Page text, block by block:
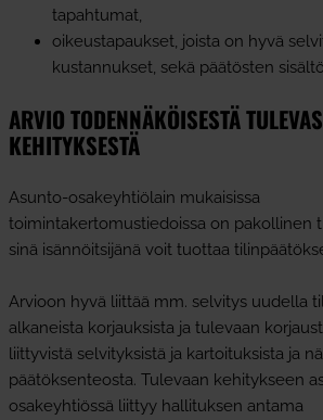
tapahtumat,
oikeustapaukset, joista on hyvä
kustannukset, sekä päätösten
ARVIO TODENNÄKÖISESTÄ
KEHITYKSESTÄ
Asunto-osakeyhtiölain mukaisissa
toimintakertomustiedoissa on pakollinen
sinä isännöitsijänä voit tuottaa
Arvioon hyvä liittää mm. selvitys uudella
alkaneista korjauksista ja tulevaan
liittyvistä selvityksistä ja kartoituksista ja
päätöksenteosta. Tulevaan kehitykseen
osakeyhtiössä liittyy hallituksen antama